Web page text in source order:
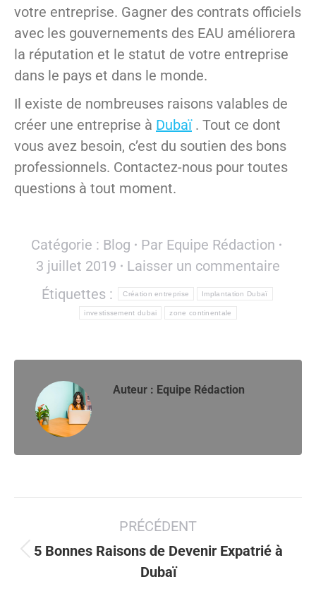
votre entreprise. Gagner des contrats officiels
avec les gouvernements des EAU améliorera
la réputation et le statut de votre entreprise
dans le pays et dans le monde.
Il existe de nombreuses raisons valables de
créer une entreprise à Dubaï. Tout ce dont
vous avez besoin, c’est du soutien des bons
professionnels. Contactez-nous pour toutes
questions à tout moment.
Catégorie : Blog Par Equipe Rédaction
3 juillet 2019
Laisser un commentaire
Étiquettes :
Création entreprise Implantation Dubaï
investissement dubai zone continentale
Auteur : Equipe Rédaction
article
PRÉCÉDENT
Article
précédent
5 Bonnes Raisons de Devenir Expatrié à
Dubaï